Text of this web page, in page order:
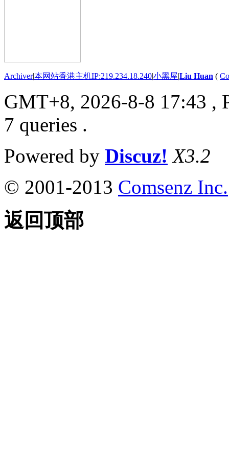
Archiver|本网站香港主机IP:219.234.18.240|小黑屋|Liu Huan (
GMT+8, 2026-8-8 17:43 ,
7 queries .
Powered by Discuz! X3.2
© 2001-2013 Comsenz Inc.
返回顶部